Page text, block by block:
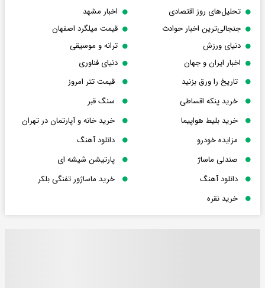
تحلیل‌های روز اقتصادی
اخبار مشهد
جنجالی‌ترین اخبار حوادث
قیمت میلگرد اصفهان
دنیای ورزش
ترانه و موسیقی
اخبار ایران و جهان
دنیای فناوری
تاریخ را ورق بزنید
قیمت تتر امروز
خرید پنکه اقساطی
سنگ قبر
خرید بلیط هواپیما
خرید خانه و آپارتمان در تهران
مزایده خودرو
دانلود آهنگ
صندلی ماساژ
پارتیشن شیشه ای
دانلود آهنگ
خرید ماساژور تفنگی بلکر
خرید نقره